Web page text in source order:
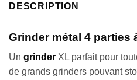
DESCRIPTION
Grinder métal 4 parties
Un grinder XL parfait pour
de grands grinders pouvant